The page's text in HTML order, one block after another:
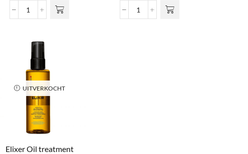
tot
Organic
aantal
optie kan
productpagina
Protecting Hair Oil
UITVERKOCHT
Elixer Oil treatment